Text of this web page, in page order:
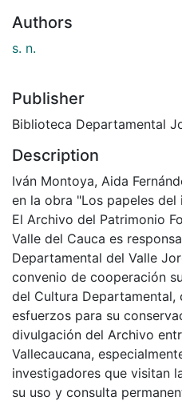
Authors
s. n.
Publisher
Biblioteca Departamental
Description
Iván Montoya, Aida
en la obra "Los papeles del
El Archivo del Patrimonio
Valle del Cauca es
Departamental del Valle
convenio de cooperación
del Cultura Departamental,
esfuerzos para su
divulgación del Archivo
Vallecaucana,
investigadores que visitan
su uso y consulta